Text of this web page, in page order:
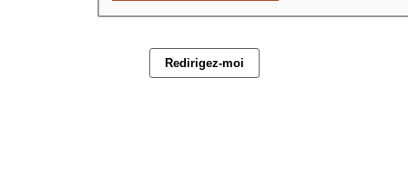
Redirigez-moi